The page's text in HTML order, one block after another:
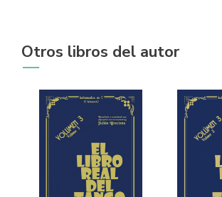
Otros libros del autor